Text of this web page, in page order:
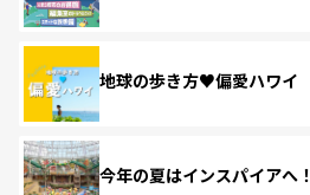
地球の歩き方♥偏愛ハワイ
今年の夏はインスパイアへ！